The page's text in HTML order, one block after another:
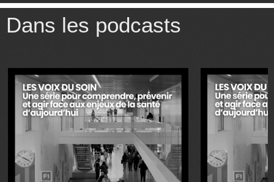
Dans les podcasts